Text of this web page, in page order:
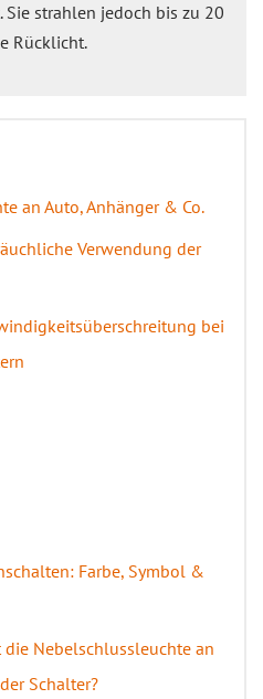
strahlen jedoch bis zu 20
Rücklicht.
an Auto, Anhänger & Co.
Verwendung der
bei
Farbe, Symbol &
Nebelschlussleuchte an
Schalter?